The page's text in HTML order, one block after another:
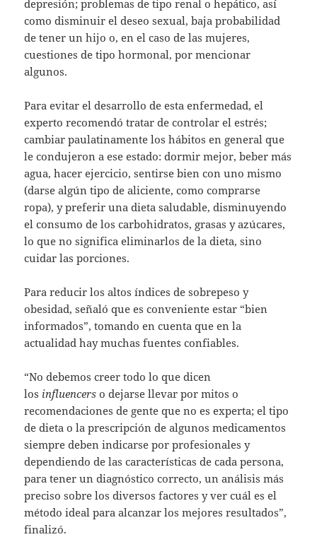
depresión; problemas de tipo renal o hepático, así
como disminuir el deseo sexual, baja probabilidad
de tener un hijo o, en el caso de las mujeres,
cuestiones de tipo hormonal, por mencionar
algunos.
Para evitar el desarrollo de esta enfermedad, el
experto recomendó tratar de controlar el estrés;
cambiar paulatinamente los hábitos en general que
le condujeron a ese estado: dormir mejor, beber más
agua, hacer ejercicio, sentirse bien con uno mismo
(darse algún tipo de aliciente, como comprarse
ropa), y preferir una dieta saludable, disminuyendo
el consumo de los carbohidratos, grasas y azúcares,
lo que no significa eliminarlos de la dieta, sino
cuidar las porciones.
Para reducir los altos índices de sobrepeso y
obesidad, señaló que es conveniente estar “bien
informados”, tomando en cuenta que en la
actualidad hay muchas fuentes confiables.
“No debemos creer todo lo que dicen
los influencers o dejarse llevar por mitos o
recomendaciones de gente que no es experta; el tipo
de dieta o la prescripción de algunos medicamentos
siempre deben indicarse por profesionales y
dependiendo de las características de cada persona,
para tener un diagnóstico correcto, un análisis más
preciso sobre los diversos factores y ver cuál es el
método ideal para alcanzar los mejores resultados”,
finalizó.